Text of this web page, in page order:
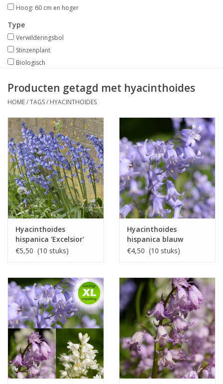
Hoog: 60 cm en hoger
Type
Verwilderingsbol
Stinzenplant
Biologisch
Producten getagd met hyacinthoides
HOME/TAGS/ HYACINTHOIDES
Hyacinthoides
hispanica 'Excelsior'
€5,50 (10 stuks)
Hyacinthoides
hispanica blauw
€4,50 (10 stuks)